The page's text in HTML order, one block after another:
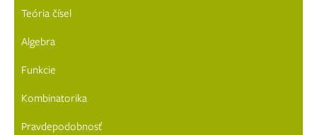
Teória čísel
Algebra
Funkcie
Kombinatorika
Pravdepodobnosť